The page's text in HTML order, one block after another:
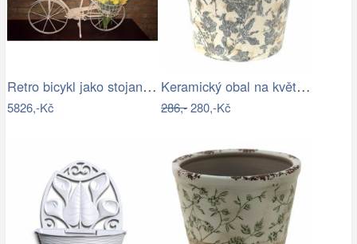
Retro bicykl jako stojan na květiny - EW
5826,-Kč
Keramický obal na květináč se šedými…
286,-280,-Kč